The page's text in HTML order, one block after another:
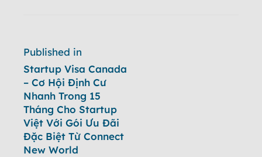
Published in
Startup Visa Canada
– Cơ Hội Định Cư
Nhanh Trong 15
Tháng Cho Startup
Việt Với Gói Ưu Đãi
Đặc Biệt Từ Connect
New World